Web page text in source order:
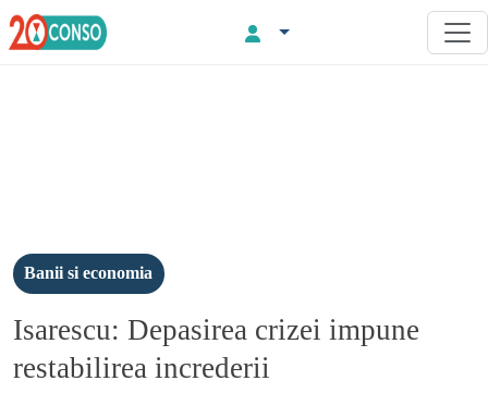
Banii si economia
Isarescu: Depasirea crizei impune
restabilirea increderii